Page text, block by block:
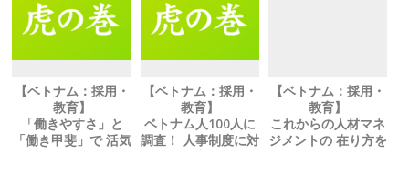
【ベトナム：採用・
教育】
「働きやすさ」と
「働き甲斐」で 活気
【ベトナム：採用・
教育】
ベトナム人100人に
調査！ 人事制度に対
【ベトナム：採用・
教育】
これからの人材マネ
ジメントの 在り方を